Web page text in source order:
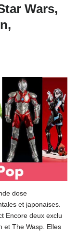
Wars,
dose
et japonaises.
Encore deux exclu
et The Wasp. Elles